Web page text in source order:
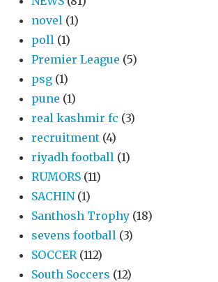
novel (1)
poll (1)
Premier League (5)
psg (1)
pune (1)
real kashmir fc (3)
recruitment (4)
riyadh football (1)
RUMORS (11)
SACHIN (1)
Santhosh Trophy (18)
sevens football (3)
SOCCER (112)
South Soccers (12)